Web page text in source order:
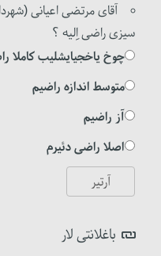
آقای مرتضی اعیانی
سیزی راضی اِلیه ؟
چوخ یاخجیایشلیب کاملا
متوسط اندازه راضیم
آز راضیم
اصلا راضی دئیرم
باغلانتی لار